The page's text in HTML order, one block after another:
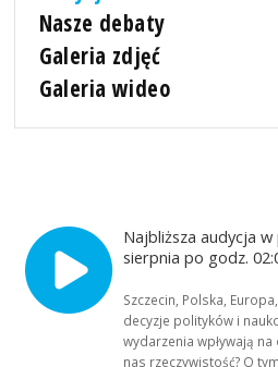
Nasze debaty
Galeria zdjęć
Galeria wideo
Najbliższa audycja
sierpnia po godz.
Szczecin, Polska,
decyzje polityków i
wydarzenia wpływają na
nas rzeczywistość? O